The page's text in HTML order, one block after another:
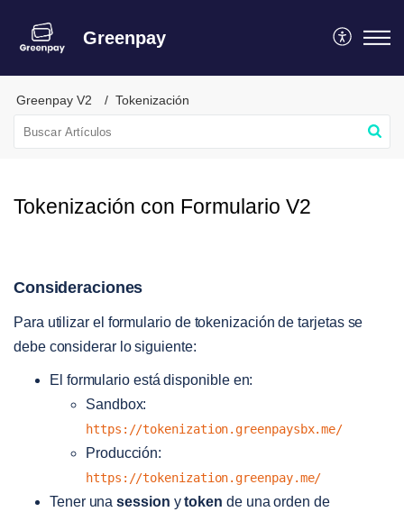
Greenpay
Greenpay V2 Tokenización
Tokenización con Formulario V2
Consideraciones
Para utilizar el formulario de tokenización de tarjetas se
debe considerar lo siguiente:
El formulario está disponible en:
Sandbox:
https://tokenization.greenpaysbx.me/
Producción:
https://tokenization.greenpay.me/
Tener unasession ytoken de una orden de